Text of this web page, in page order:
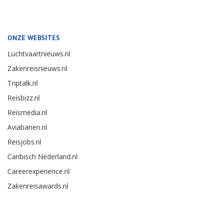
ONZE WEBSITES
Luchtvaartnieuws.nl
Zakenreisnieuws.nl
Triptalk.nl
Reisbizz.nl
Reismedia.nl
Aviabanen.nl
Reisjobs.nl
Caribisch Nederland.nl
Careerexperience.nl
Zakenreisawards.nl